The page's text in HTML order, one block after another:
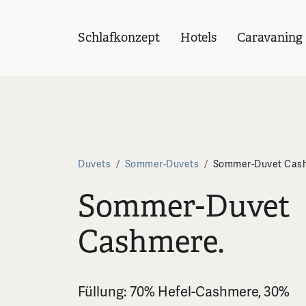
Schlafkonzept Hotels Caravaning
Duvets / Sommer-Duvets / Sommer-Duvet
Sommer-Duvet
Cashmere.
Füllung: 70% Hefel-Cashmere, 30%